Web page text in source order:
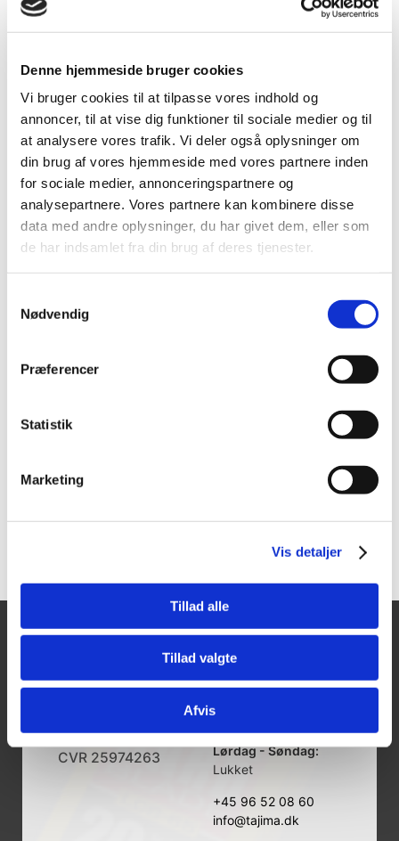
Denne hjemmeside bruger cookies
Vi bruger cookies til at tilpasse vores indhold og
annoncer, til at vise dig funktioner til sociale medier og til
at analysere vores trafik. Vi deler også oplysninger om
din brug af vores hjemmeside med vores partnere inden
for sociale medier, annonceringspartnere og
analysepartnere. Vores partnere kan kombinere disse
data med andre oplysninger, du har givet dem, eller som
de har indsamlet fra din brug af deres tjenester.
Nødvendig
Præferencer
Statistik
Marketing
Vis detaljer
Tillad alle
Tillad valgte
Afvis
EAN-nr. 4010995322649
Bedst sælgende i Skruetrækkere
Wiha LiftUp 25
Wiha Skruetrækker
SoftFinish Electric,
Vis mere
Tajima Trading
Aps
9560 Hadsund
CVR 25974263
Åbningstider
Fredag:
8.00-14.00
Lørdag - Søndag:
Lukket
+45 96 52 08 60
info@tajima.dk